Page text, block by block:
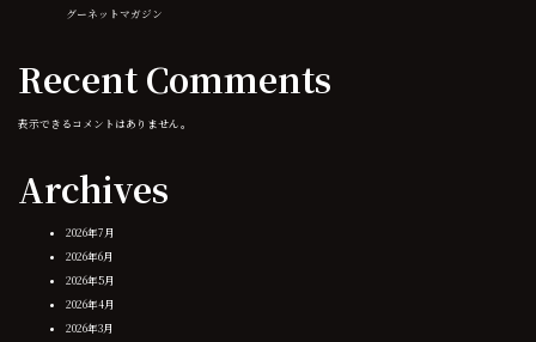
グーネットマガジン
Recent Comments
表示できるコメントはありません。
Archives
2026年7月
2026年6月
2026年5月
2026年4月
2026年3月